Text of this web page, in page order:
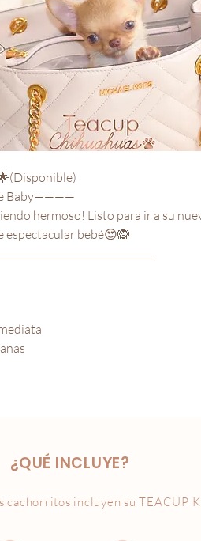
Baby————
hermoso! Listo para ir a su
espectacular bebé😍🙉
¿QUÉ INCLUYE?
cachorritos incluyen su TEACUP